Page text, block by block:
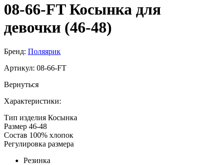
08-66-FT Косынка для
девочки (46-48)
Бренд: Поляярик
Артикул: 08-66-FT
Вернуться
Характеристики:
Тип изделия Косынка
Размер 46-48
Состав 100% хлопок
Регулировка размера
Резинка